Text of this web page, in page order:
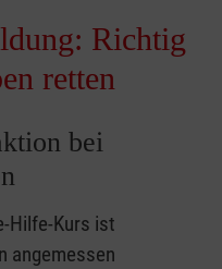
Richtig
retten
bei
Hilfe-Kurs ist
angemessen